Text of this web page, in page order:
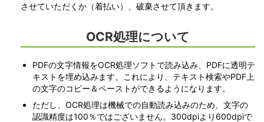
させていただくか（着払い）、破棄させて頂きます。
OCR処理について
PDFの文字情報をOCR処理ソフトで読み込み、PDFに透明テ
キストを埋め込みます。これにより、テキスト検索やPDF上
の文字のコピー＆ペーストができるようになります。
ただし、OCR処理は機械での自動読み込みのため、文字の
認識精度は100％ではございません。300dpiより600dpiで